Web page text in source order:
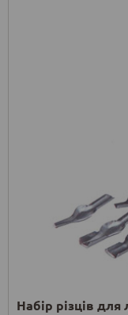
Набір різців